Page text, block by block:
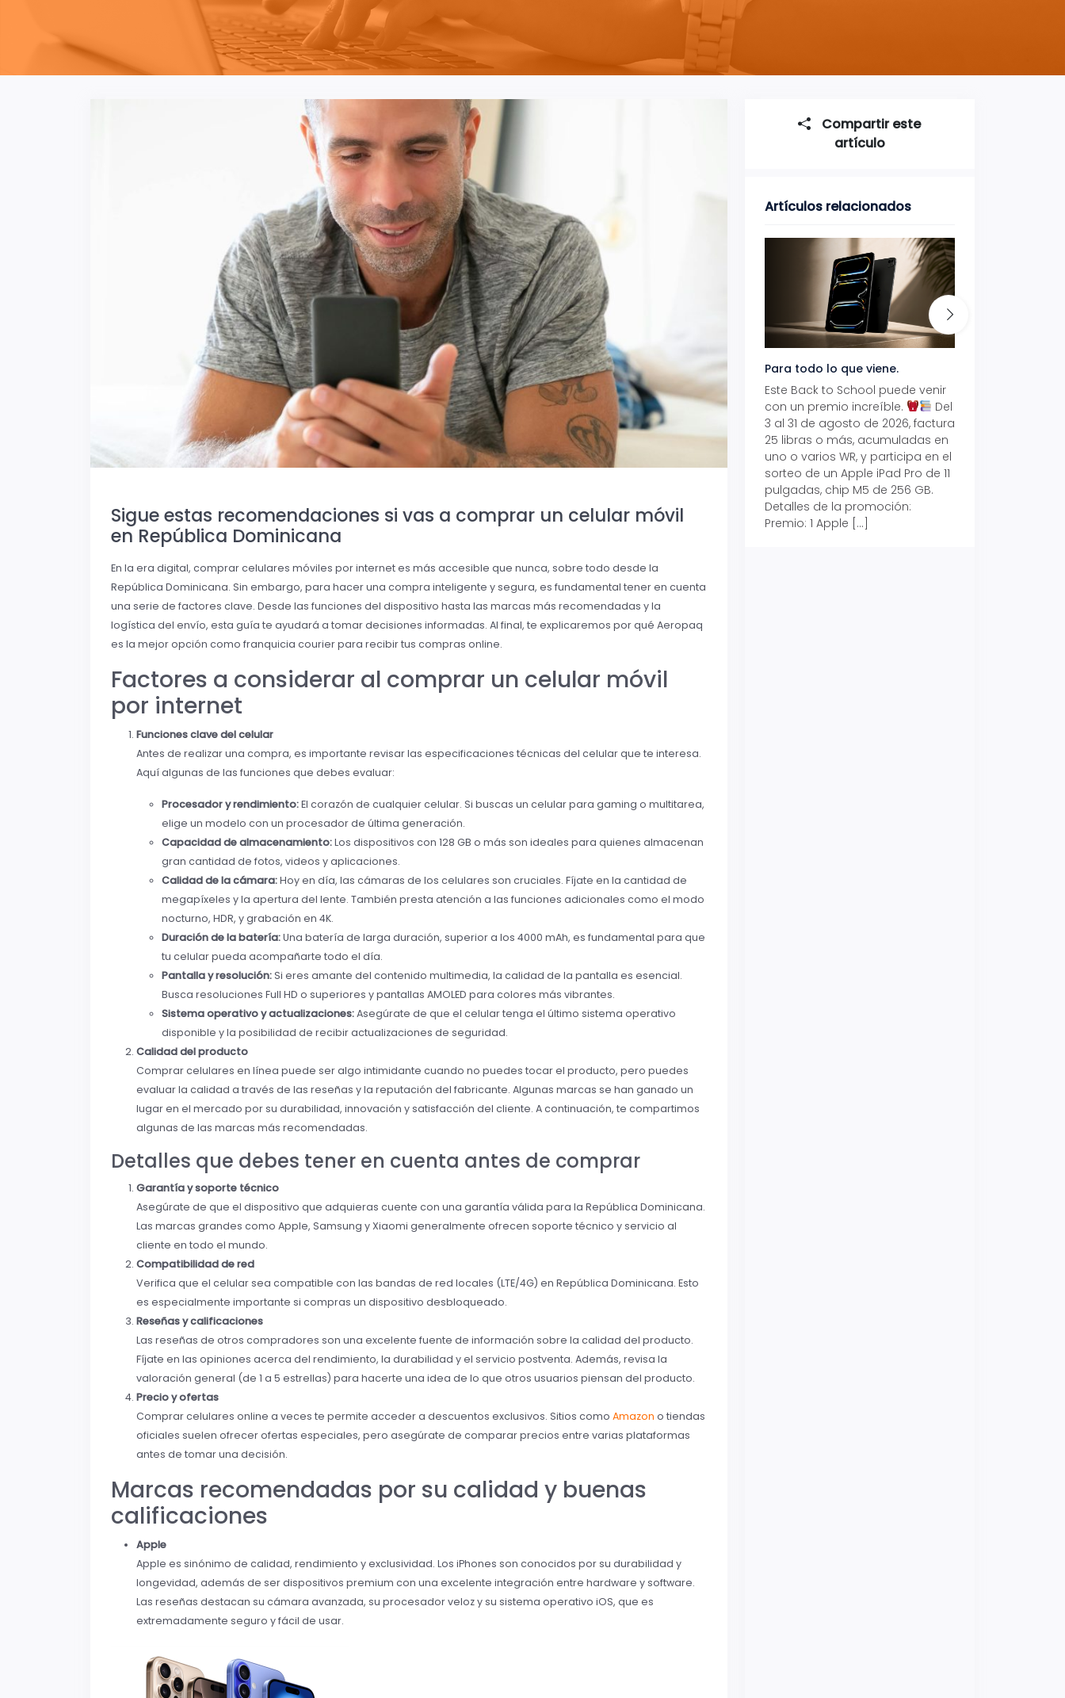
Sigue estas recomendaciones si vas a comprar un celular móvil
en República Dominicana
En la era digital, comprar celulares móviles por internet es más accesible que nunca, sobre todo desde la
República Dominicana. Sin embargo, para hacer una compra inteligente y segura, es fundamental tener en cuenta
una serie de factores clave. Desde las funciones del dispositivo hasta las marcas más recomendadas y la
logística del envío, esta guía te ayudará a tomar decisiones informadas. Al final, te explicaremos por qué Aeropaq
es la mejor opción como franquicia courier para recibir tus compras online.
Factores a considerar al comprar un celular móvil
por internet
Funciones clave del celular
Antes de realizar una compra, es importante revisar las especificaciones técnicas del celular que te interesa.
Aquí algunas de las funciones que debes evaluar:
Procesador y rendimiento:El corazón de cualquier celular. Si buscas un celular para gaming o multitarea,
elige un modelo con un procesador de última generación.
Capacidad de almacenamiento:Los dispositivos con 128 GB o más son ideales para quienes almacenan
gran cantidad de fotos, videos y aplicaciones.
Calidad de la cámara:Hoy en día, las cámaras de los celulares son cruciales. Fíjate en la cantidad de
megapíxeles y la apertura del lente. También presta atención a las funciones adicionales como el modo
nocturno, HDR, y grabación en 4K.
Duración de la batería:Una batería de larga duración, superior a los 4000 mAh, es fundamental para que
tu celular pueda acompañarte todo el día.
Pantalla y resolución:Si eres amante del contenido multimedia, la calidad de la pantalla es esencial.
Busca resoluciones Full HD o superiores y pantallas AMOLED para colores más vibrantes.
Sistema operativo y actualizaciones:Asegúrate de que el celular tenga el último sistema operativo
disponible y la posibilidad de recibir actualizaciones de seguridad.
Calidad del producto
Comprar celulares en línea puede ser algo intimidante cuando no puedes tocar el producto, pero puedes
evaluar la calidad a través de las reseñas y la reputación del fabricante. Algunas marcas se han ganado un
lugar en el mercado por su durabilidad, innovación y satisfacción del cliente. A continuación, te compartimos
algunas de las marcas más recomendadas.
Detalles que debes tener en cuenta antes de comprar
Garantía y soporte técnico
Asegúrate de que el dispositivo que adquieras cuente con una garantía válida para la República Dominicana.
Las marcas grandes como Apple, Samsung y Xiaomi generalmente ofrecen soporte técnico y servicio al
cliente en todo el mundo.
Compatibilidad de red
Verifica que el celular sea compatible con las bandas de red locales (LTE/4G) en República Dominicana. Esto
es especialmente importante si compras un dispositivo desbloqueado.
Reseñas y calificaciones
Las reseñas de otros compradores son una excelente fuente de información sobre la calidad del producto.
Fíjate en las opiniones acerca del rendimiento, la durabilidad y el servicio postventa. Además, revisa la
valoración general (de 1 a 5 estrellas) para hacerte una idea de lo que otros usuarios piensan del producto.
Precio y ofertas
Comprar celulares online a veces te permite acceder a descuentos exclusivos. Sitios como Amazon o tiendas
oficiales suelen ofrecer ofertas especiales, pero asegúrate de comparar precios entre varias plataformas
antes de tomar una decisión.
Marcas recomendadas por su calidad y buenas
calificaciones
Apple
Apple es sinónimo de calidad, rendimiento y exclusividad. Los iPhones son conocidos por su durabilidad y
longevidad, además de ser dispositivos premium con una excelente integración entre hardware y software.
Las reseñas destacan su cámara avanzada, su procesador veloz y su sistema operativo iOS, que es
extremadamente seguro y fácil de usar.
Compartir este
artículo
Artículos relacionados
Para todo lo que viene.
Este Back to School puede venir
con un premio increíble.
Del
3 al 31 de agosto de 2026, factura
25 libras o más, acumuladas en
uno o varios WR, y participa en el
sorteo de un Apple iPad Pro de 11
pulgadas, chip M5 de 256 GB.
Detalles de la promoción:
Premio: 1 Apple […]